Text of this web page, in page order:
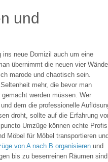
und
neue Domizil auch um eine
übernimmt die neuen vier Wände
marode und chaotisch sein.
mehr, die bevor man
werden müssen. Wer
dem die professionelle
droht, sollte auf die Erfahrung
Umzüge können echte Profis
Möbel für Möbel transportieren
von A nach B organisieren und
bis zu besenreinen Räumen sind